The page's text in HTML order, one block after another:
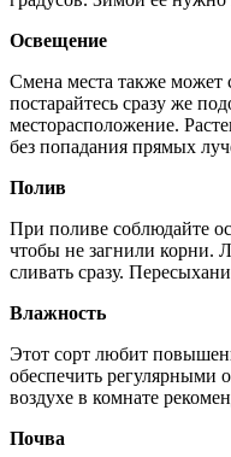
Освещение
Смена места также может
постарайтесь сразу же
месторасположение.
без попадания прямых
Полив
При поливе соблюдайте
чтобы не загнили
сливать сразу.
Влажность
Этот сорт любит
обеспечить
воздухе в комнате
Почва